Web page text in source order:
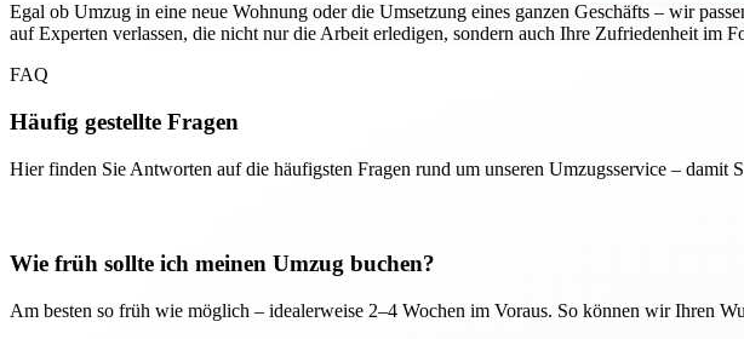
Egal ob Umzug in eine neue Wohnung oder die Umsetzung eines ganzen Geschäfts – wir
auf Experten verlassen, die nicht nur die Arbeit erledigen, sondern auch Ihre Zufriedenheit im
FAQ
Häufig gestellte Fragen
Hier finden Sie Antworten auf die häufigsten Fragen rund um unseren Umzugsservice – damit
Wie früh sollte ich meinen Umzug buchen?
Am besten so früh wie möglich – idealerweise 2–4 Wochen im Voraus. So können wir Ihren